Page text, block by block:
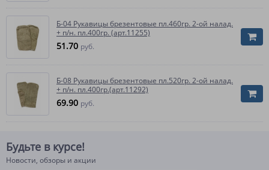
Б-04 Рукавицы брезентовые пл.460гр. 2-ой налад.
+ п/н. пл.400гр. (арт.11255)
51.70 руб.
Б-08 Рукавицы брезентовые пл.520гр. 2-ой налад.
+ п/н. пл.400гр.(арт.11292)
69.90 руб.
Будьте в курсе!
Новости, обзоры и акции